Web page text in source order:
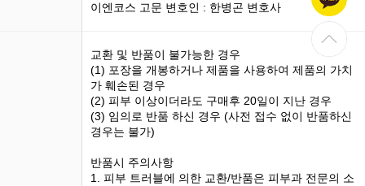
이엔코스 고문 변호인 : 한병곤 변호사
교환 및 반품이 불가능한 경우
(1) 포장을 개봉하거나 제품을 사용하여 제품의 가치
가 훼손된 경우
(2) 피부 이상이더라도 구매후 20일이 지난 경우
(3) 임의로 반품 하신 경우 (사전 접수 없이 반품하신
경우는 불가)
반품시 주의사항
1. 피부 트러블에 의한 교환/반품은 피부과 전문의 소